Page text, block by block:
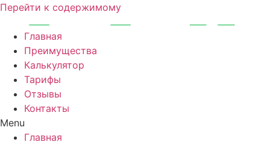
Перейти к содержимому
Главная
Преимущества
Калькулятор
Тарифы
Отзывы
Контакты
Menu
Главная